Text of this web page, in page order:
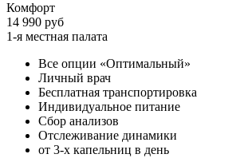
Комфорт
14 990 руб
1-я местная палата
Все опции «Оптимальный»
Личный врач
Бесплатная транспортировка
Индивидуальное питание
Сбор анализов
Отслеживание динамики
от 3-х капельниц в день